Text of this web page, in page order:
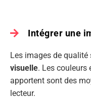
Intégrer une
Les images de qualité
visuelle. Les couleurs
apportent sont des
lecteur.